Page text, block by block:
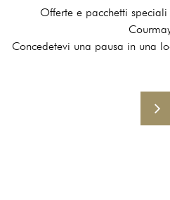
Offerte e pacchetti
Concedetevi una pausa in una